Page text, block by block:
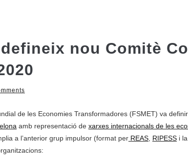
defineix nou Comitè
de les Economies Transformadores (FSMET) va
amb representació de xarxes internacionals de les
a l’anterior grup impulsor (format per REAS, RIPESS i la